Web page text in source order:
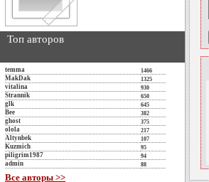
Топ авторов
temma 1466
MakDak 1325
vitalina 930
Strannik 650
glk 645
Bee 382
ghost 375
olola 217
Altynbek 107
Kuzmich 95
piligrim1987 94
admin 88
Все авторы >>